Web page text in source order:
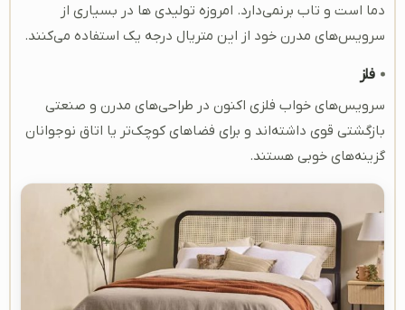
دما است و تاب برنمی‌دارد. امروزه تولیدی ها در بسیاری از
سرویس‌های مدرن خود از این متریال درجه یک استفاده می‌کنند.
فلز
سرویس‌های خواب فلزی اکنون در طراحی‌های مدرن و صنعتی
بازگشتی قوی داشته‌اند و برای فضاهای کوچک‌تر یا اتاق نوجوانان
گزینه‌های خوبی هستند.